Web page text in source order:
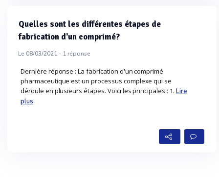
Quelles sont les différentes étapes de
fabrication d'un comprimé?
Le 08/03/2021 - 1réponse
Dernière réponse : La fabrication d'un comprimé
pharmaceutique est un processus complexe qui se
déroule en plusieurs étapes. Voici les principales : 1. Lire
plus